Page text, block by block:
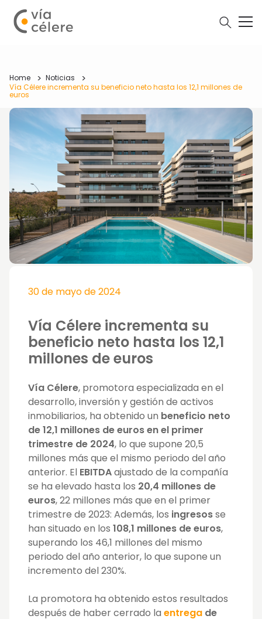
Home
Noticias
Vía Célere incrementa su beneficio neto hasta los 12,1 millones de
euros
30 de mayo de 2024
Vía Célere incrementa su
beneficio neto hasta los 12,1
millones de euros
Vía Célere, promotora especializada en el
desarrollo, inversión y gestión de activos
inmobiliarios, ha obtenido un beneficio neto
de 12,1 millones de euros en el primer
trimestre de 2024, lo que supone 20,5
millones más que el mismo periodo del año
anterior. El EBITDAajustado de la compañía
se ha elevado hasta los 20,4 millones de
euros, 22 millones más que en el primer
trimestre de 2023: Además, los ingresosse
han situado en los 108,1 millones de euros,
superando los 46,1 millones del mismo
periodo del año anterior, lo que supone un
incremento del 230%.
La promotora ha obtenido estos resultados
después de haber cerrado la entrega de